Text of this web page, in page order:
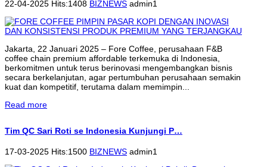
22-04-2025 Hits:1408 BIZNEWS admin1
Jakarta, 22 Januari 2025 – Fore Coffee, perusahaan F&B
coffee chain premium affordable terkemuka di Indonesia,
berkomitmen untuk terus berinovasi mengembangkan bisnis
secara berkelanjutan, agar pertumbuhan perusahaan semakin
kuat dan kompetitif, terutama dalam memimpin...
Read more
Tim QC Sari Roti se Indonesia Kunjungi P…
17-03-2025 Hits:1500 BIZNEWS admin1